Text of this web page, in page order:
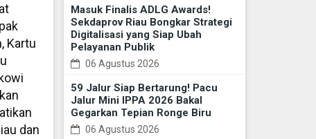
Kartu
dan
Masuk Finalis ADLG Awards!
Sekdaprov Riau Bongkar Strategi
Digitalisasi yang Siap Ubah
Pelayanan Publik
06 Agustus 2026
59 Jalur Siap Bertarung! Pacu
Jalur Mini IPPA 2026 Bakal
Gegarkan Tepian Ronge Biru
06 Agustus 2026